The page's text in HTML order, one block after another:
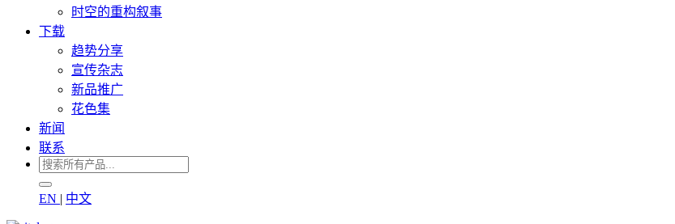
时空的重构叙事
下载
趋势分享
宣传杂志
新品推广
花色集
新闻
联系
EN | 中文